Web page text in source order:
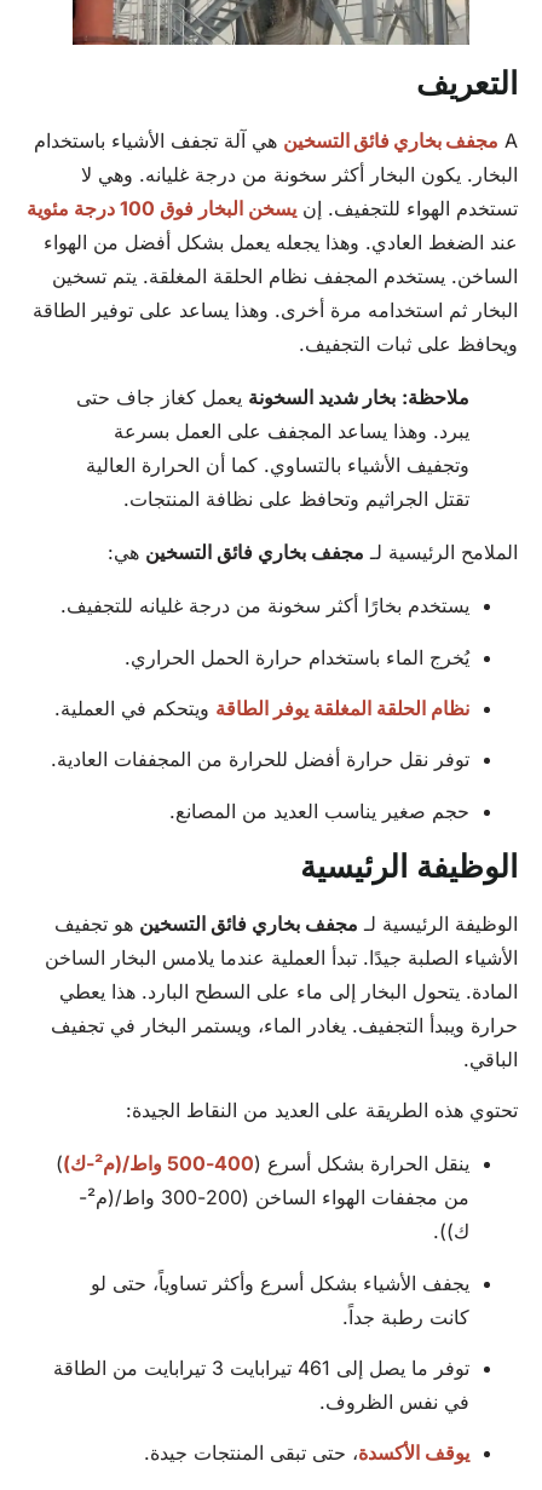
التعريف
A مجفف بخاري فائق التسخين هي آلة تجفف الأشياء باستخدام
البخار. يكون البخار أكثر سخونة من درجة غليانه. وهي لا
تستخدم الهواء للتجفيف. إن يسخن البخار فوق 100 درجة مئوية
عند الضغط العادي. وهذا يجعله يعمل بشكل أفضل من الهواء
الساخن. يستخدم المجفف نظام الحلقة المغلقة. يتم تسخين
البخار ثم استخدامه مرة أخرى. وهذا يساعد على توفير الطاقة
ويحافظ على ثبات التجفيف.
ملاحظة: بخار شديد السخونة يعمل كغاز جاف حتى
يبرد. وهذا يساعد المجفف على العمل بسرعة
وتجفيف الأشياء بالتساوي. كما أن الحرارة العالية
تقتل الجراثيم وتحافظ على نظافة المنتجات.
الملامح الرئيسية لـ مجفف بخاري فائق التسخين هي:
يستخدم بخارًا أكثر سخونة من درجة غليانه للتجفيف.
يُخرج الماء باستخدام حرارة الحمل الحراري.
نظام الحلقة المغلقة يوفر الطاقة ويتحكم في العملية.
توفر نقل حرارة أفضل للحرارة من المجففات العادية.
حجم صغير يناسب العديد من المصانع.
الوظيفة الرئيسية
الوظيفة الرئيسية لـ مجفف بخاري فائق التسخين هو تجفيف
الأشياء الصلبة جيدًا. تبدأ العملية عندما يلامس البخار الساخن
المادة. يتحول البخار إلى ماء على السطح البارد. هذا يعطي
حرارة ويبدأ التجفيف. يغادر الماء، ويستمر البخار في تجفيف
الباقي.
تحتوي هذه الطريقة على العديد من النقاط الجيدة:
ينقل الحرارة بشكل أسرع (400-500 واط/(م²-ك)
)
من مجففات الهواء الساخن (200-300 واط/(م²-
ك)).
يجفف الأشياء بشكل أسرع وأكثر تساوياً، حتى لو
كانت رطبة جداً.
توفر ما يصل إلى 461 تيرابايت 3 تيرابايت من الطاقة
في نفس الظروف.
يوقف الأكسدة، حتى تبقى المنتجات جيدة.